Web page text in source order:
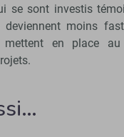
se sont investis
deviennent moins
mettent en place au